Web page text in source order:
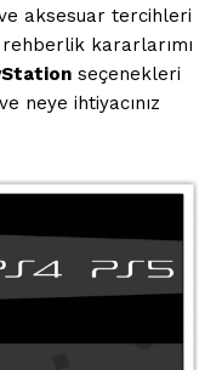
aksesuar tercihleri
kararlarımı
seçenekleri
neye ihtiyacınız